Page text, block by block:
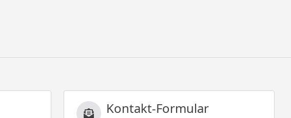
Kontakt-Formular